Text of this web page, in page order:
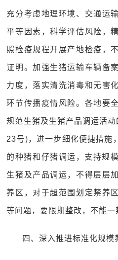
充分考虑地理环境、交通运
平等因素，科学评估风险，
照检疫规程开展产地检疫，
证明。加强生猪运输车辆备
力度，落实清洗消毒和无害
环节传播疫情风险。各地要
规范生猪及生猪产品调运活
23号)，进一步细化便捷措施
的种猪和仔猪调运，支持规
生猪及产品调运，不得层层
养区，对于超范围划定禁养
等问题，要限期整改，不能一
四、深入推进标准化规模